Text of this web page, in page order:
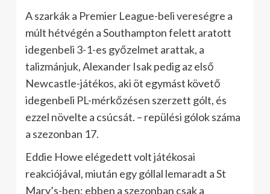
A szarkák a Premier League-beli vereségre a
múlt hétvégén a Southampton felett aratott
idegenbeli 3-1-es győzelmet arattak, a
talizmánjuk, Alexander Isak pedig az első
Newcastle-játékos, aki öt egymást követő
idegenbeli PL-mérkőzésen szerzett gólt, és
ezzel növelte a csúcsát. – repülési gólok száma
a szezonban 17.
Eddie Howe elégedett volt játékosai
reakciójával, miután egy góllal lemaradt a St
Mary’s-ben; ebben a szezonban csak a